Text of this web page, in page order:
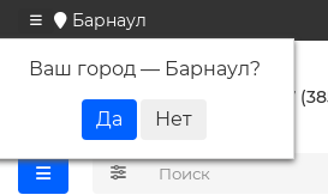
Барнаул
Ваш город — Барнаул?
+7